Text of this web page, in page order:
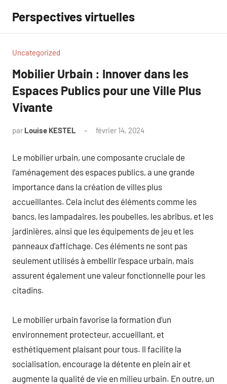
contenu
Perspectives virtuelles
Uncategorized
Mobilier Urbain : Innover dans les
Espaces Publics pour une Ville Plus
Vivante
par Louise KESTEL février 14, 2024
Le mobilier urbain, une composante cruciale de
l’aménagement des espaces publics, a une grande
importance dans la création de villes plus
accueillantes. Cela inclut des éléments comme les
bancs, les lampadaires, les poubelles, les abribus, et les
jardinières, ainsi que les équipements de jeu et les
panneaux d’affichage. Ces éléments ne sont pas
seulement utilisés à embellir l’espace urbain, mais
assurent également une valeur fonctionnelle pour les
citadins.
Le mobilier urbain favorise la formation d’un
environnement protecteur, accueillant, et
esthétiquement plaisant pour tous. Il facilite la
socialisation, encourage la détente en plein air et
augmente la qualité de vie en milieu urbain. En outre, un